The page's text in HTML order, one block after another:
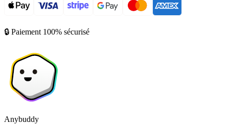
🔒 Paiement 100% sécurisé
Anybuddy